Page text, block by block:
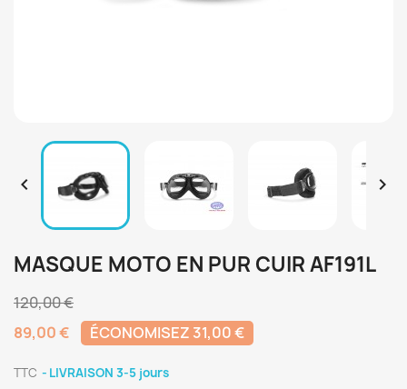
 
MASQUE MOTO EN PUR CUIR AF191L
120,00 €
89,00 €
ÉCONOMISEZ 31,00 €
TTC LIVRAISON 3-5 jours